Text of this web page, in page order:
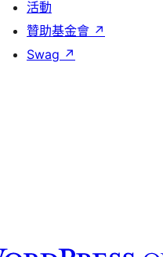
活動
贊助基金會 ↗
Swag ↗